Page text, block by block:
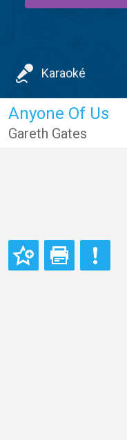
Karaoké
Anyone Of Us
Gareth Gates